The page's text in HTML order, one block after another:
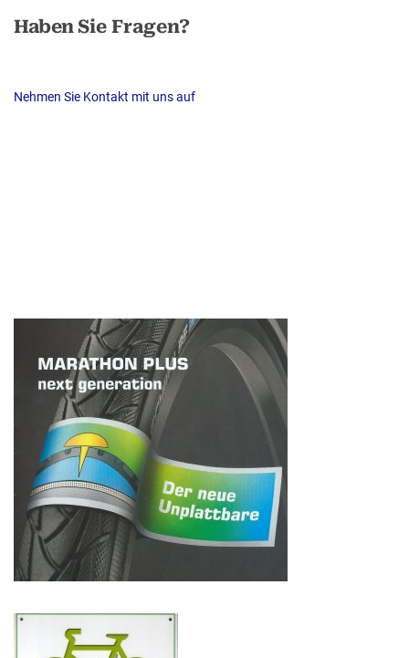
HabenSie Fragen?
Nehmen Sie Kontakt mit uns auf